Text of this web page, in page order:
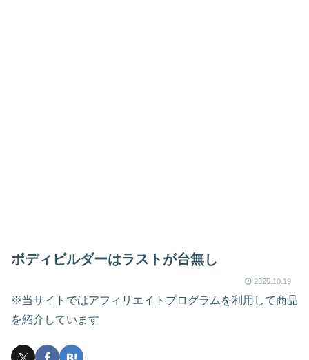
ボディビルダーはラストが台無し
2025.10.19
※当サイトではアフィリエイトプログラムを利用して商品
を紹介しています